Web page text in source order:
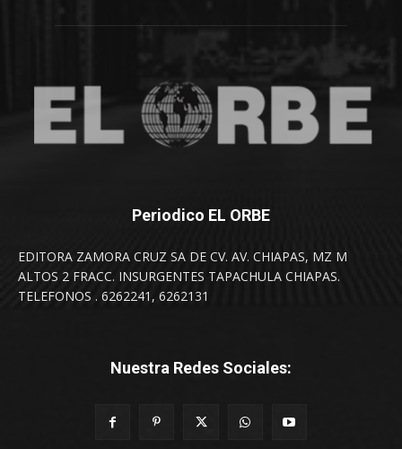
Periodico EL ORBE
EDITORA ZAMORA CRUZ SA DE CV. AV. CHIAPAS, MZ M
ALTOS 2 FRACC. INSURGENTES TAPACHULA CHIAPAS.
TELEFONOS . 6262241, 6262131
Nuestra Redes Sociales: